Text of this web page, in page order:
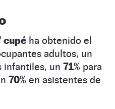
cupé ha obtenido el
adultos, un
infantiles, un 71% para
70% en asistentes de